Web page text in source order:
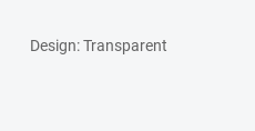
Design: Transparent